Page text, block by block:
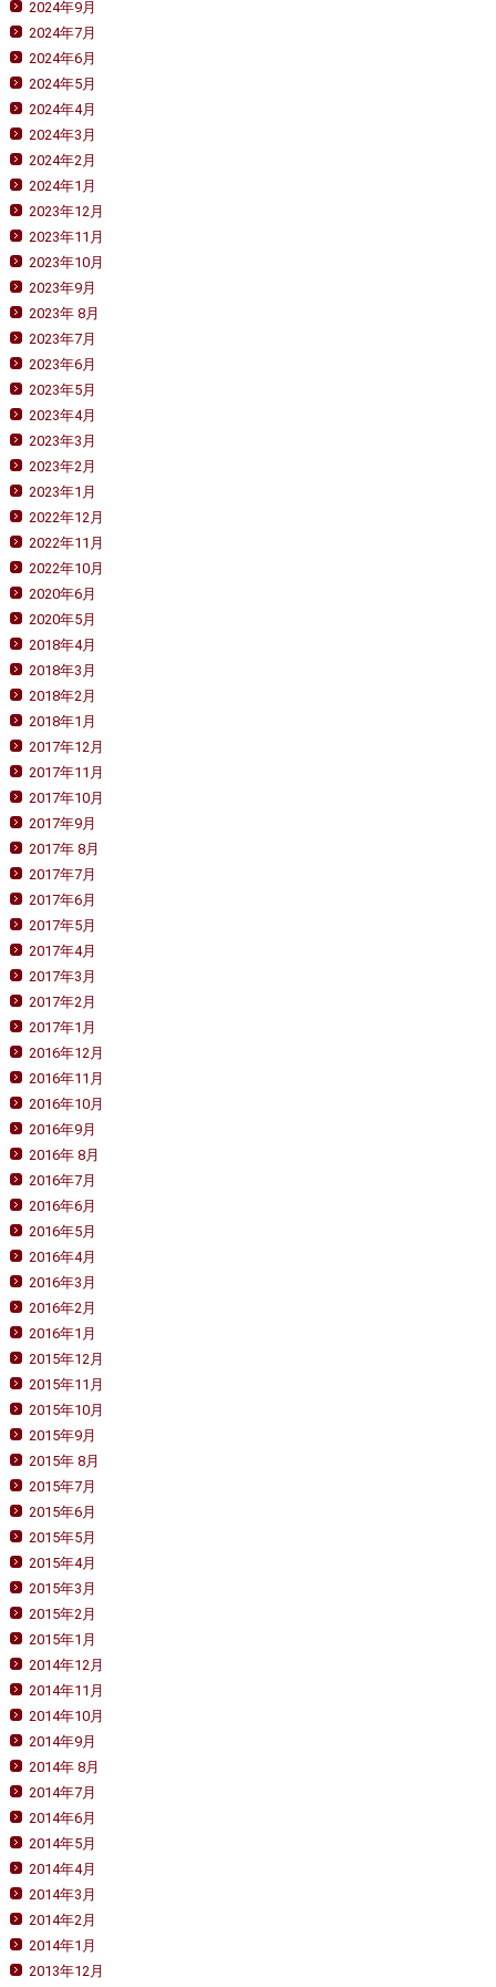
2024年9月
2024年7月
2024年6月
2024年5月
2024年4月
2024年3月
2024年2月
2024年1月
2023年12月
2023年11月
2023年10月
2023年9月
2023年 8月
2023年7月
2023年6月
2023年5月
2023年4月
2023年3月
2023年2月
2023年1月
2022年12月
2022年11月
2022年10月
2020年6月
2020年5月
2018年4月
2018年3月
2018年2月
2018年1月
2017年12月
2017年11月
2017年10月
2017年9月
2017年 8月
2017年7月
2017年6月
2017年5月
2017年4月
2017年3月
2017年2月
2017年1月
2016年12月
2016年11月
2016年10月
2016年9月
2016年 8月
2016年7月
2016年6月
2016年5月
2016年4月
2016年3月
2016年2月
2016年1月
2015年12月
2015年11月
2015年10月
2015年9月
2015年 8月
2015年7月
2015年6月
2015年5月
2015年4月
2015年3月
2015年2月
2015年1月
2014年12月
2014年11月
2014年10月
2014年9月
2014年 8月
2014年7月
2014年6月
2014年5月
2014年4月
2014年3月
2014年2月
2014年1月
2013年12月